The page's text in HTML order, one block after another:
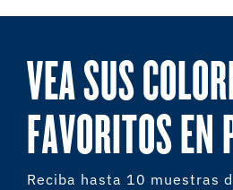
VEA SUS
FAVORITOS EN
Reciba hasta 10 muestras